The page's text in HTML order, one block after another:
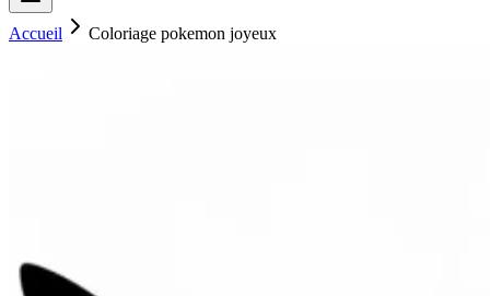
Accueil Coloriage pokemon joyeux